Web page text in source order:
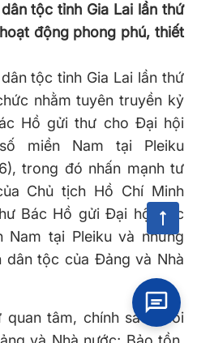
tộc tỉnh Gia Lai lần thứ
động phong phú, thiết
tộc tỉnh Gia Lai lần thứ
nhằm tuyên truyền kỷ
Hồ gửi thư cho Đại hội
miền Nam tại Pleiku
trong đó nhấn mạnh tư
Chủ tịch Hồ Chí Minh
Bác Hồ gửi Đại hội các
Nam tại Pleiku và những
dân tộc của Đảng và Nhà
tâm, chính sách đối